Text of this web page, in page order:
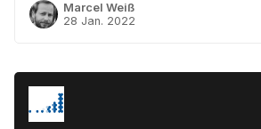
Marcel Weiß
28 Jan. 2022